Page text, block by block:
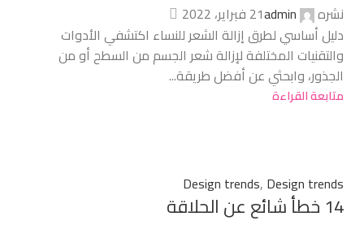
نشره admin21 فبراير، 2022
دليل أساسي لطرق إزالة الشعر للنساء اكتشفي الأدوات
والتقنيات المختلفة لإزالة شعر الجسم من السطح أو من
الجذور، وابحثي عن أفضل طريقة...
متابعة القراءة
Design trends, Design trends
14 خطأ شائع عن الحلاقة